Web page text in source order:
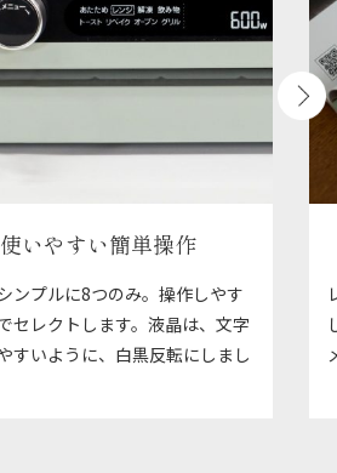
いやすい簡単操作
ンプルに8つのみ。操作しやす
セレクトします。液晶は、文字
すいように、白黒反転にしまし